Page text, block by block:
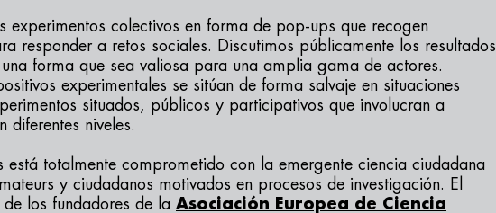
experimentos colectivos en forma de pop-ups que recogen
responder a retos sociales. Discutimos públicamente los resultados
forma que sea valiosa para una amplia gama de actores.
experimentales se sitúan de forma salvaje en situaciones
situados, públicos y participativos que involucran a
diferentes niveles.
está totalmente comprometido con la emergente ciencia ciudadana
y ciudadanos motivados en procesos de investigación. El
los fundadores de la Asociación Europea de Ciencia